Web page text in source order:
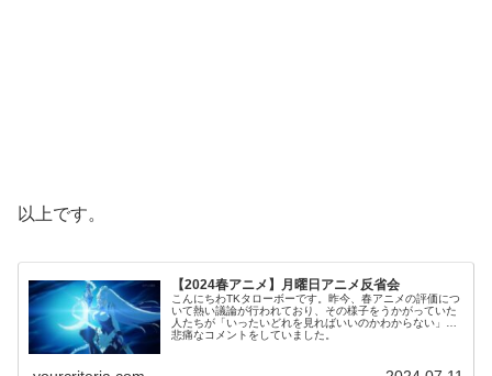
以上です。
【2024春アニメ】月曜日アニメ反省会
こんにちわTKタローボーです。昨今、春アニメの評価につ
いて熱い議論が行われており、その様子をうかがっていた
人たちが「いったいどれを見ればいいのかわからない」と
悲痛なコメントをしていました。